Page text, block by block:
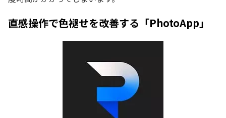
直感操作で色褪せを改善する「PhotoApp」